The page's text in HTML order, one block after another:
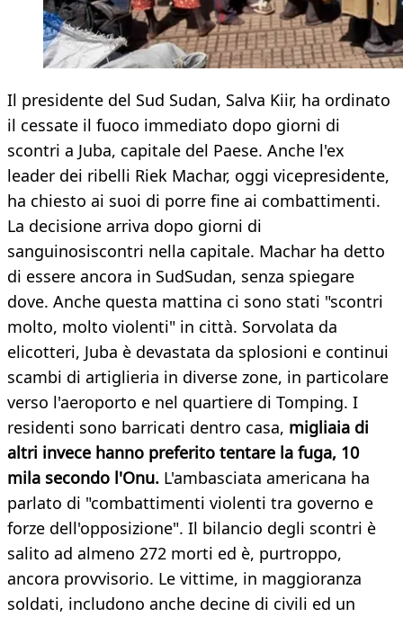
​Il presidente del Sud Sudan, Salva Kiir, ha ordinato
il cessate il fuoco immediato dopo giorni di
scontri a Juba, capitale del Paese. Anche l'ex
leader dei ribelli Riek Machar, oggi vicepresidente,
ha chiesto ai suoi di porre fine ai combattimenti.
La decisione arriva dopo giorni di
sanguinosiscontri nella capitale. Machar ha detto
di essere ancora in SudSudan, senza spiegare
dove. Anche questa mattina ci sono stati "scontri
molto, molto violenti" in città. Sorvolata da
elicotteri, Juba è devastata da splosioni e continui
scambi di artiglieria in diverse zone, in particolare
verso l'aeroporto e nel quartiere di Tomping. I
residenti sono barricati dentro casa, migliaia di
altri invece hanno preferito tentare la fuga, 10
mila secondo l'Onu. L'ambasciata americana ha
parlato di "combattimenti violenti tra governo e
forze dell'opposizione". Il bilancio degli scontri è
salito ad almeno 272 morti ed è, purtroppo,
ancora provvisorio. Le vittime, in maggioranza
soldati, includono anche decine di civili ed un